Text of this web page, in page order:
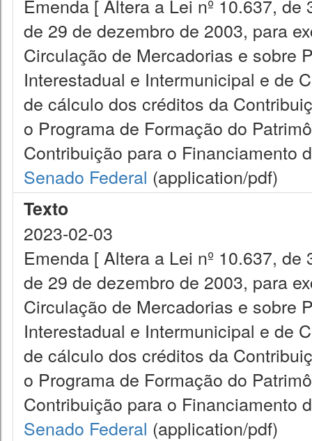
Emenda [ Altera a Lei nº 10.637,
de 29 de dezembro de 2003, para
Circulação de Mercadorias e sobre
Interestadual e Intermunicipal e de
de cálculo dos créditos da
o Programa de Formação do
Contribuição para o Financiamento
Senado Federal (application/pdf)
Texto
2023-02-03
Emenda [ Altera a Lei nº 10.637,
de 29 de dezembro de 2003, para
Circulação de Mercadorias e sobre
Interestadual e Intermunicipal e de
de cálculo dos créditos da
o Programa de Formação do
Contribuição para o Financiamento
Senado Federal (application/pdf)